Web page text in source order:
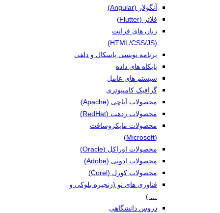
آنگولار (Angular)
فلاتر (Flutter)
زبان های فرانت
(HTML/CSS/JS)
برنامه نویسی پاسکال و دلفی
پایکاه های داده
سیستم های عامل
گرافیک کامپیوتری
محصولات آپاچی (Apache)
محصولات ردهت (RedHat)
محصولات مایکروسافت
(Microsoft)
محصولات اوراکل (Oracle)
محصولات ادوبی (Adobe)
محصولات کورل (Corel)
فناوری های نو (زنجیره بلوکی و
… )
دروس دانشگاهی